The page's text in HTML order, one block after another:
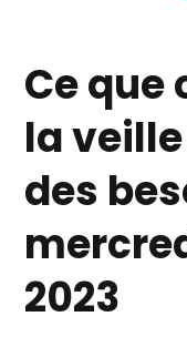
Ce que
la
des
2023